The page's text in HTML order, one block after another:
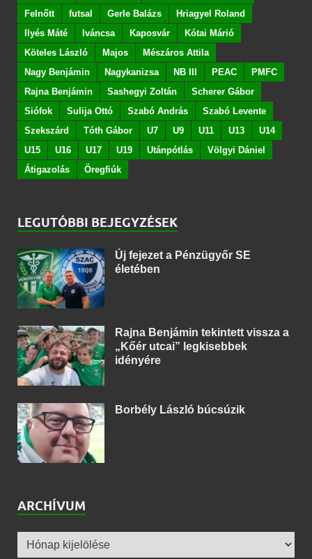
Felnőtt
futsal Gerle Balázs
Hriagyel Roland
Ilyés Máté
Iváncsa Kaposvár
Kótai Márió
Köteles László
Majos
Mészáros Attila
Nagy Benjámin
Nagykanizsa NB III PEAC
PMFC
Rajna Benjámin
Sashegyi Zoltán
Scherer Gábor
Siófok
Sulija Ottó Szabó András
Szabó Levente
Szekszárd
Tóth Gábor U7 U9 U11 U13
U14
U15
U16 U17 U19 Utánpótlás
Völgyi Dániel
Átigazolás
Öregfiúk
LEGUTÓBBI BEJEGYZÉSEK
Új fejezet a Pénzügyőr SE
életében
Rajna Benjámin tekintett vissza a
„Kőér utcai” legkisebbek
idényére
Borbély László búcsúzik
ARCHÍVUM